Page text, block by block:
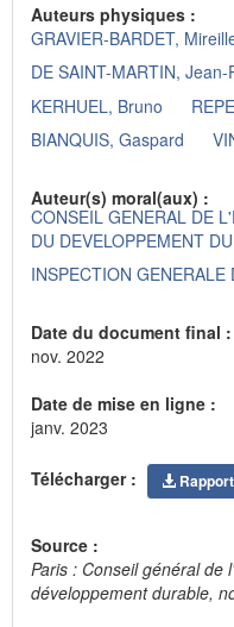
Auteurs physiques :
GRAVIER-BARDET,
DE SAINT-MARTIN, Jean-
KERHUEL, Bruno
BIANQUIS, Gaspard
Auteur(s) moral(aux) :
CONSEIL GENERAL DE
DU DEVELOPPEMENT
INSPECTION
Date du document final :
nov. 2022
Date de mise en ligne :
janv. 2023
Télécharger : Rapport
Source :
Paris : Conseil général de
développement durable,